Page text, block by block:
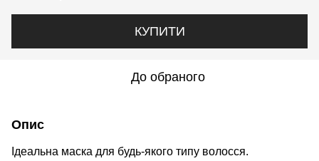
КУПИТИ
До обраного
Опис
Ідеальна маска для будь-якого типу волосся.